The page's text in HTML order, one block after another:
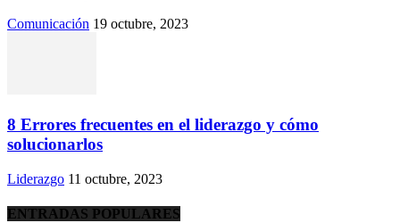
Comunicación 19 octubre, 2023
8 Errores frecuentes en el liderazgo y cómo
solucionarlos
Liderazgo 11 octubre, 2023
ENTRADAS POPULARES